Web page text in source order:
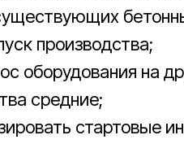
производства;
оборудования на
средние;
стартовые